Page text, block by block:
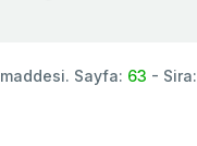
maddesi. Sayfa: 63 - Sira: